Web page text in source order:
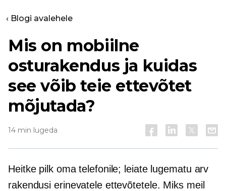
‹ Blogi avalehele
Mis on mobiilne
osturakendus ja kuidas
see võib teie ettevõtet
mõjutada?
14 min lugeda
Heitke pilk oma telefonile; leiate lugematu arv
rakendusi erinevatele ettevõtetele. Miks meil